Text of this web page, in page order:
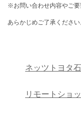
※お問い合わせ内容やご要
あらかじめご了承ください
ネッツトヨタ石
リモートショ